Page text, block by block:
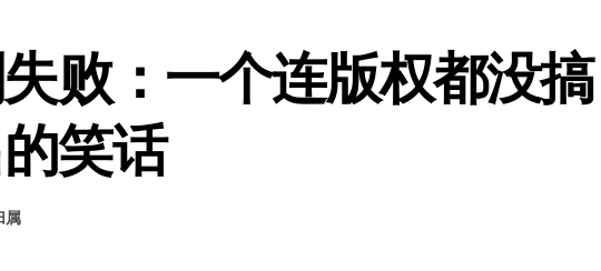
三星把最新存储技术给了AI
、高端梦碎：小鹏的“多事之夏”
Model 3有面儿——试驾雷克萨斯ES 500e
败：一个连版权都没搞
笑话
属